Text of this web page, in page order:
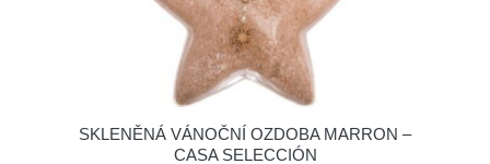
SKLENĚNÁ VÁNOČNÍ OZDOBA MARRON –
CASA SELECCIÓN